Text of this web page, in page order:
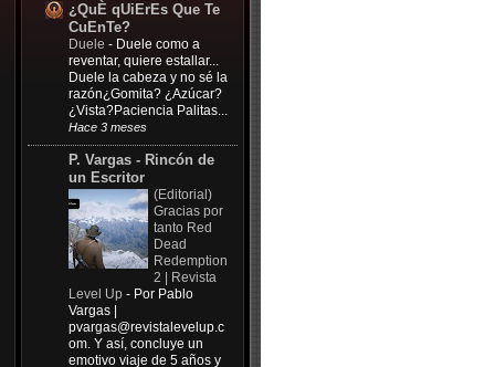
¿QuÈ qUiErEs Que Te
CuEnTe?
Duele - Duele como a
reventar, quiere estallar...
Duele la cabeza y no sé la
razón¿Gomita? ¿Azúcar?
¿Vista?Paciencia Palitas...
Hace 3 meses
P. Vargas - Rincón de
un Escritor
(Editorial)
Gracias por
tanto Red
Dead
Redemption
2 | Revista
Level Up - Por Pablo
Vargas |
pvargas@revistalevelup.c
om. Y así, concluye un
emotivo viaje de 5 años y